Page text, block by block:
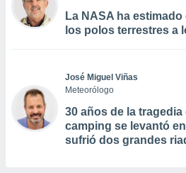
La NASA ha
los polos terrestres a
José Miguel Viñas
Meteorólogo
30 años de la tragedia
camping se levantó
sufrió dos grandes